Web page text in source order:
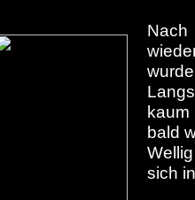
Nach
bald
sich